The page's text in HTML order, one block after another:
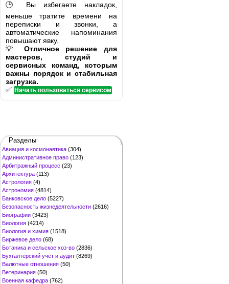
🕒 Вы избегаете накладок,
меньше тратите времени на
переписки и звонки, а
автоматические напоминания
повышают явку.
💡 Отличное решение для
мастеров, студий и
сервисных команд, которым
важны порядок и стабильная
загрузка.
✅ Начать пользоваться сервисом
Разделы
Авиация и космонавтика (304)
Административное право (123)
Арбитражный процесс (23)
Архитектура (113)
Астрология (4)
Астрономия (4814)
Банковское дело (5227)
Безопасность жизнедеятельности (2616)
Биографии (3423)
Биология (4214)
Биология и химия (1518)
Биржевое дело (68)
Ботаника и сельское хоз-во (2836)
Бухгалтерский учет и аудит (8269)
Валютные отношения (50)
Ветеринария (50)
Военная кафедра (762)